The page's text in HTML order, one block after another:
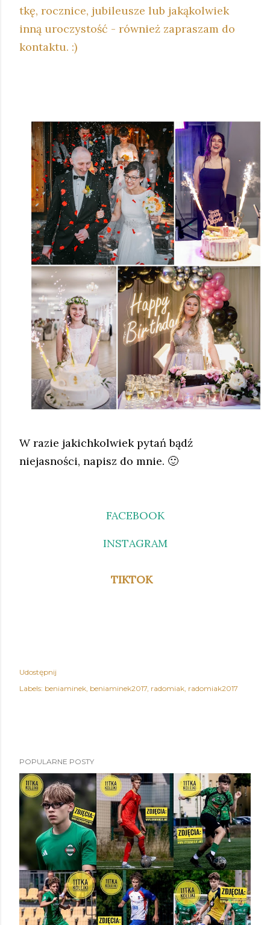
tkę, rocznice, jubileusze lub jakąkolwiek
inną uroczystość - również zapraszam do
kontaktu. :)
W razie jakichkolwiek pytań bądź
niejasności, napisz do mnie. 🙂
FACEBOOK
INSTAGRAM
TIKTOK
Udostępnij
Labels: beniaminek beniaminek2017 radomiak radomiak2017
POPULARNE POSTY